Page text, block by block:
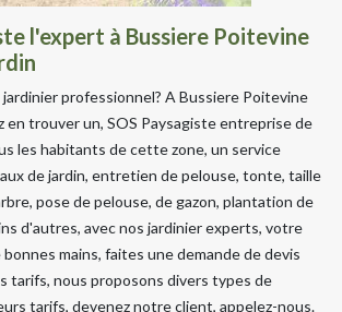
l'expert à Bussiere Poitevine
professionnel? A Bussiere Poitevine
en trouver un, SOS Paysagiste entreprise de
les habitants de cette zone, un service
de jardin, entretien de pelouse, tonte, taille
pose de pelouse, de gazon, plantation de
d'autres, avec nos jardinier experts, votre
mains, faites une demande de devis
tarifs, nous proposons divers types de
tarifs, devenez notre client, appelez-nous.